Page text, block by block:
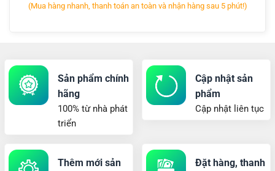
(Mua hàng nhanh, thanh toán an toàn và nhận hàng sau 5 phút!)
Sản phẩm chính
hãng
100% từ nhà phát
triển
Cập nhật sản
phẩm
Cập nhật liên tục
Thêm mới sản
Đặt hàng, thanh